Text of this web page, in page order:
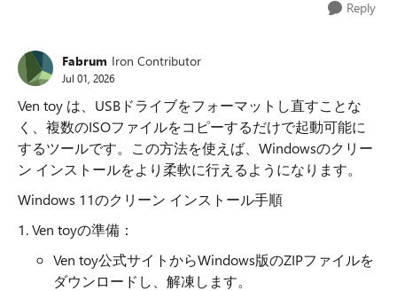
Reply
Fabrum Iron Contributor
Jul 01, 2026
Ven toy は、USBドライブをフォーマットし直すことな
く、複数のISOファイルをコピーするだけで起動可能に
するツールです。この方法を使えば、Windowsのクリー
ン インストールをより柔軟に行えるようになります。
Windows 11のクリーン インストール手順
1. Ven toyの準備：
Ven toy公式サイトからWindows版のZIPファイルを
ダウンロードし、解凍します。